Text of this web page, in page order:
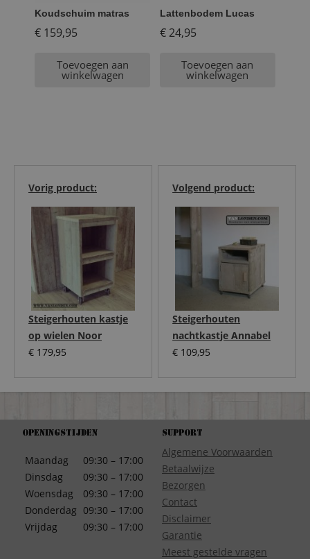
Koudschuim matras
€ 159,95
Toevoegen aan
winkelwagen
Lattenbodem Lucas
€24,95
Toevoegen aan
winkelwagen
Volgend product:
Steigerhouten
nachtkastje Annabel
€ 109,95
Vorig product:
Steigerhouten kastje
op wielen Noor
€ 179,95
Openingstijden
Maandag
Dinsdag
Woensdag
Donderdag
Vrijdag
09:30 – 17:00
09:30 – 17:00
09:30 – 17:00
09:30 – 17:00
09:30 – 17:00
Support
Algemene Voorwaarden
Betaalwijze
Bezorgen
Contact
Disclaimer
Garantie
Meest gestelde vragen